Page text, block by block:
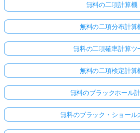
ま
質
が
無料の二項計算機
無料の二項分布計算
無料の二項確率計算ツ
無料の二項検定計算
無料のブラックホール
無料のブラック・ショール